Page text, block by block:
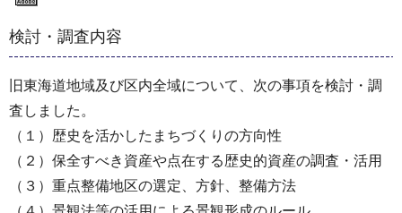
検討・調査内容
旧東海道地域及び区内全域について、次の事項を検討・調
査しました。
（１）歴史を活かしたまちづくりの方向性
（２）保全すべき資産や点在する歴史的資産の調査・活用
（３）重点整備地区の選定、方針、整備方法